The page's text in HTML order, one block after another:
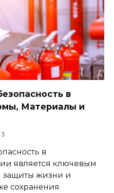
в
Материалы и
3
в
является ключевым
защиты жизни и
сохранения